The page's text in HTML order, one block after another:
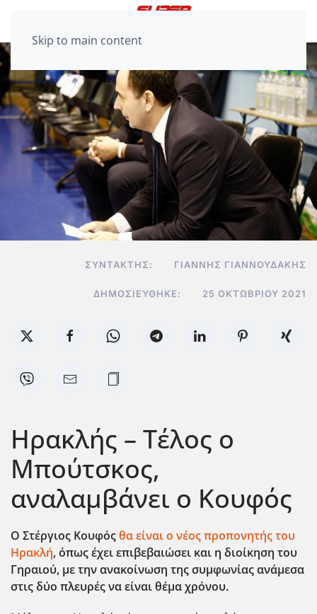
Skip to main content
ΣΥΝΤΆΚΤΗΣ: ΓΙΆΝΝΗΣ ΓΙΑΝΝΟΥΔΆΚΗΣ
ΔΗΜΟΣΙΕΎΘΗΚΕ: 25 ΟΚΤΩΒΡΊΟΥ 2021
Ηρακλής – Τέλος ο
Μπούτσκος,
αναλαμβάνει ο Κουφός
Ο Στέργιος Κουφόςθα είναι ο νέος προπονητής του
Ηρακλή, όπως έχει επιβεβαιώσει και η διοίκηση του
Γηραιού, με την ανακοίνωση της συμφωνίας ανάμεσα
στις δύο πλευρές να είναι θέμα χρόνου.